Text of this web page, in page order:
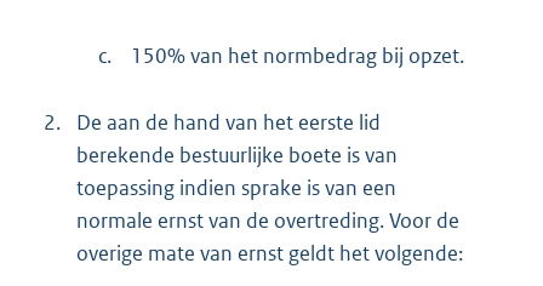
c. 150% van het normbedrag bij opzet.
2.
De aan de hand van het eerste lid
berekende bestuurlijke boete is van
toepassing indien sprake is van een
normale ernst van de overtreding. Voor de
overige mate van ernst geldt het volgende: